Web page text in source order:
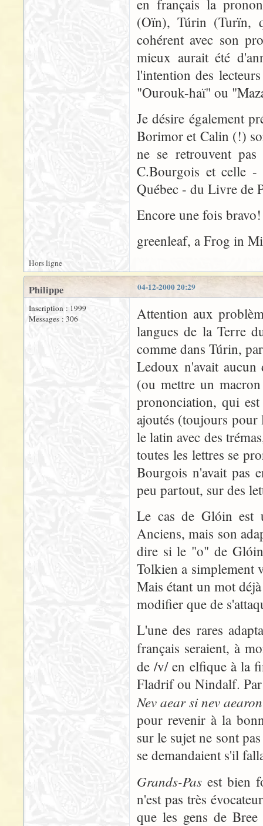
en français la
(Oïn), Túrin (Turïn,
cohérent avec son
mieux aurait été
l'intention des
"Ourouk-haï" ou
Je désire également
Borimor et Calin (!)
ne se retrouvent
C.Bourgois et celle
Québec - du Livre de
Encore une fois
greenleaf, a Frog in
Hors ligne
04-12-2000 20:29
Philippe
Inscription : 1999
Messages : 306
Attention aux
langues de la Terre
comme dans Túrin,
Ledoux n'avait
(ou mettre un
prononciation, qui
ajoutés (toujours pour
le latin avec des
toutes les lettres se
Bourgois n'avait pas
peu partout, sur des
Le cas de Glóin est
Anciens, mais son
dire si le "o" de
Tolkien a
Mais étant un mot
modifier que de
L'une des rares
français seraient, à
de /v/ en elfique à la
Fladrif ou Nindalf.
Nev aear si nev aearon
pour revenir à la
sur le sujet ne sont
se demandaient s'il
Grands-Pas est bien
n'est pas très
que les gens de